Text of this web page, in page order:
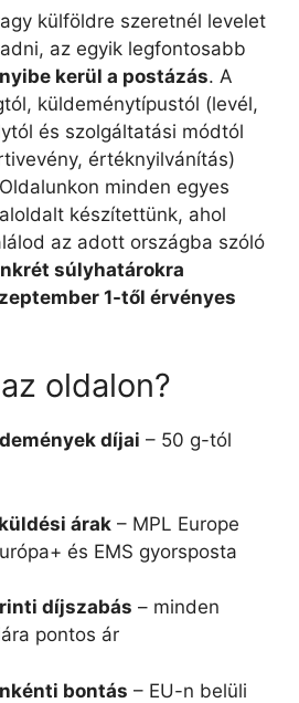
külföldre szeretnél levelet
az egyik legfontosabb
kerül a postázás. A
küldeménytípustól (levél,
és szolgáltatási módtól
értéknyilvánítás)
minden egyes
készítettünk, ahol
az adott országba szóló
súlyhatárokra
1-től érvényes
oldalon?
díjai – 50 g-tól
árak – MPL Europe
és EMS gyorsposta
díjszabás – minden
pontos ár
bontás – EU-n belüli